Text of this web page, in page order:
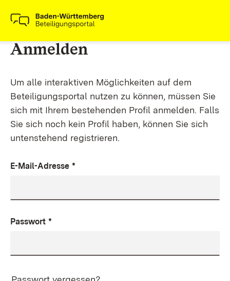
Anmelden
Um alle interaktiven Möglichkeiten auf dem
Beteiligungsportal nutzen zu können, müssen Sie
sich mit Ihrem bestehenden Profil anmelden. Falls
Sie sich noch kein Profil haben, können Sie sich
untenstehend registrieren.
E-Mail-Adresse *
Passwort *